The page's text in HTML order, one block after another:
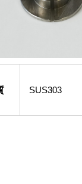
SUS303